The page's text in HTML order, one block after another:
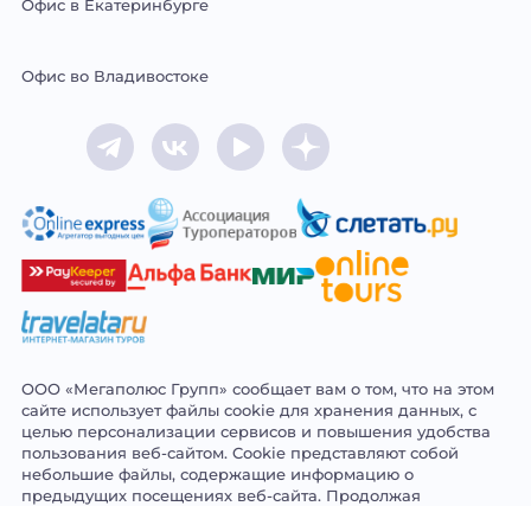
Офис в Екатеринбурге
Офис во Владивостоке
Max Telegram
Контакте
YouTube
ООО «Мегаполюс Групп» сообщает вам о том, что на этом
сайте использует файлы cookie для хранения данных, с
целью персонализации сервисов и повышения удобства
пользования веб-сайтом. Cookie представляют собой
небольшие файлы, содержащие информацию о
предыдущих посещениях веб-сайта. Продолжая